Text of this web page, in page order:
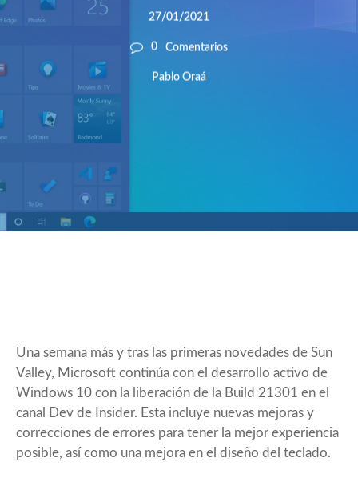
27/01/2021
0 Comentarios
Pablo Oraá
Una semana más y tras las primeras novedades de Sun
Valley, Microsoft continúa con el desarrollo activo de
Windows 10 con la liberación de la Build 21301 en el
canal Dev de Insider. Esta incluye nuevas mejoras y
correcciones de errores para tener la mejor experiencia
posible, así como una mejora en el diseño del teclado.